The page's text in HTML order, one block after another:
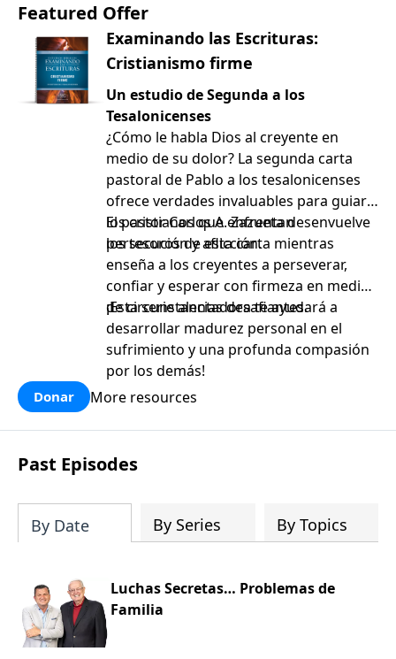
Featured Offer
Examinando las Escrituras:
Cristianismo firme
Un estudio de Segunda a los
Tesalonicenses
¿Cómo le habla Dios al creyente en
medio de su dolor? La segunda carta
pastoral de Pablo a los tesalonicenses
ofrece verdades invaluables para guiar a
los cristianos que enfrentan
persecución y aflicción.
El pastor Carlos A. Zazueta desenvuelve
los tesoros de esta carta mientras
enseña a los creyentes a perseverar,
confiar y esperar con firmeza en medio
de circunstancias desafiantes.
¡Esta serie alentadora te ayudará a
desarrollar madurez personal en el
sufrimiento y una profunda compasión
por los demás!
Donar More resources
Past Episodes
By Date By Series By Topics
Luchas Secretas… Problemas de
Familia